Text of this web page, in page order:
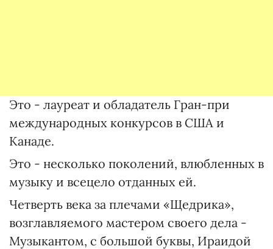
Это - лауреат и обладатель Гран-при
международных конкурсов в США и
Канаде.
Это - несколько поколений, влюбленных в
музыку и всецело отданных ей.
Четверть века за плечами «Щедрика»,
возглавляемого мастером своего дела -
Музыкантом, с большой буквы, Ираидой